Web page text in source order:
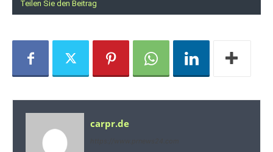
Teilen Sie den Beitrag
carpr.de